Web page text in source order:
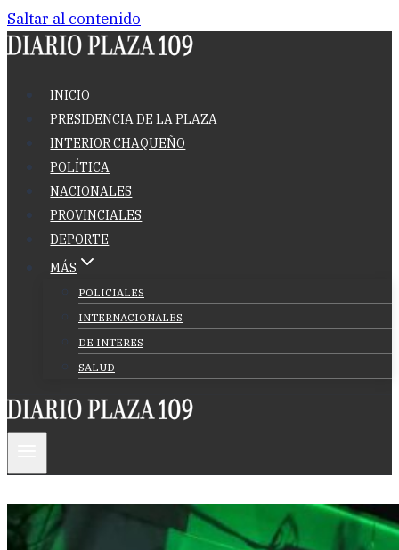
Saltar al contenido
INICIO
PRESIDENCIA DE LA PLAZA
INTERIOR CHAQUEÑO
POLÍTICA
NACIONALES
PROVINCIALES
DEPORTE
MÁS
POLICIALES
INTERNACIONALES
DE INTERES
SALUD